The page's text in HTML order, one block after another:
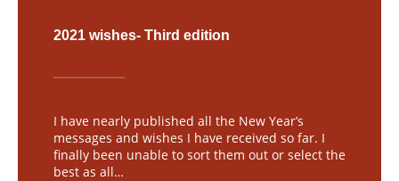
2021 wishes- Third edition
I have nearly published all the New Year’s
messages and wishes I have received so far. I
finally been unable to sort them out or select the
best as all…